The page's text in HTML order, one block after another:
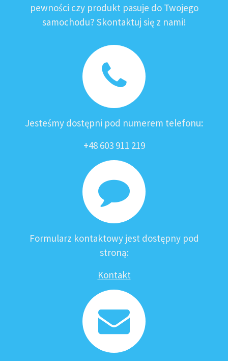
pewności czy produkt pasuje do Twojego
samochodu? Skontaktuj się z nami!
Jesteśmy dostępni pod numerem telefonu:
+48 603 911 219
Formularz kontaktowy jest dostępny pod
stroną:
Kontakt